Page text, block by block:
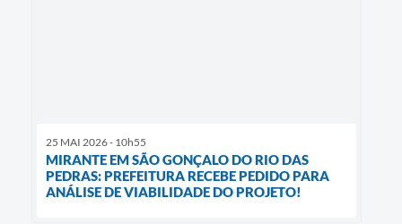
25 MAI 2026 - 10h55
MIRANTE EM SÃO GONÇALO DO RIO DAS
PEDRAS: PREFEITURA RECEBE PEDIDO PARA
ANÁLISE DE VIABILIDADE DO PROJETO!